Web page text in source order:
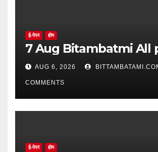
ई-पेपर होम
7 Aug Bitambatmi
AUG 6, 2026
COMMENTS
ई-पेपर होम